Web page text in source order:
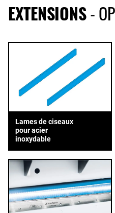
EXTENSIONS-
Lames de ciseaux
pour acier
inoxydable